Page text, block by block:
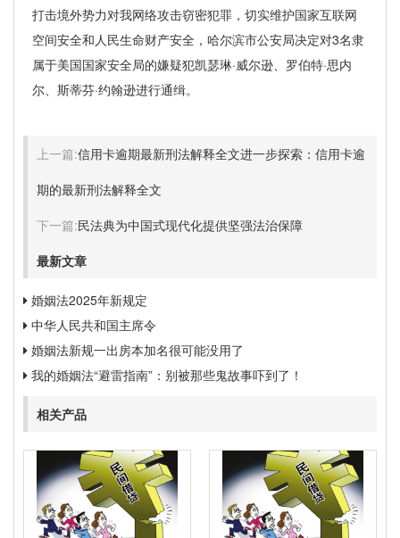
打击境外势力对我网络攻击窃密犯罪，切实维护国家互联网
空间安全和人民生命财产安全，哈尔滨市公安局决定对3名隶
属于美国国家安全局的嫌疑犯凯瑟琳·威尔逊、罗伯特·思内
尔、斯蒂芬·约翰逊进行通缉。
上一篇:信用卡逾期最新刑法解释全文进一步探索：信用卡逾
期的最新刑法解释全文
下一篇:民法典为中国式现代化提供坚强法治保障
最新文章
婚姻法2025年新规定
中华人民共和国主席令
婚姻法新规一出房本加名很可能没用了
我的婚姻法“避雷指南”：别被那些鬼故事吓到了！
相关产品